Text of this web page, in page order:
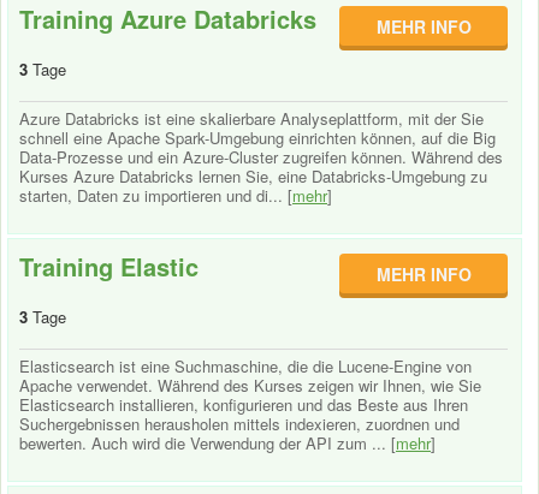
Training Azure Databricks
3 Tage
MEHR INFO
Azure Databricks ist eine skalierbare Analyseplattform, mit der Sie
schnell eine Apache Spark-Umgebung einrichten können, auf die Big
Data-Prozesse und ein Azure-Cluster zugreifen können. Während des
Kurses Azure Databricks lernen Sie, eine Databricks-Umgebung zu
starten, Daten zu importieren und di... [mehr]
Training Elastic
3 Tage
MEHR INFO
Elasticsearch ist eine Suchmaschine, die die Lucene-Engine von
Apache verwendet. Während des Kurses zeigen wir Ihnen, wie Sie
Elasticsearch installieren, konfigurieren und das Beste aus Ihren
Suchergebnissen herausholen mittels indexieren, zuordnen und
bewerten. Auch wird die Verwendung der API zum ... [mehr]